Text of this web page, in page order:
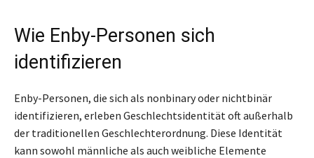
Wie Enby-Personen sich
identifizieren
Enby-Personen, die sich als nonbinary oder nichtbinär
identifizieren, erleben Geschlechtsidentität oft außerhalb
der traditionellen Geschlechterordnung. Diese Identität
kann sowohl männliche als auch weibliche Elemente